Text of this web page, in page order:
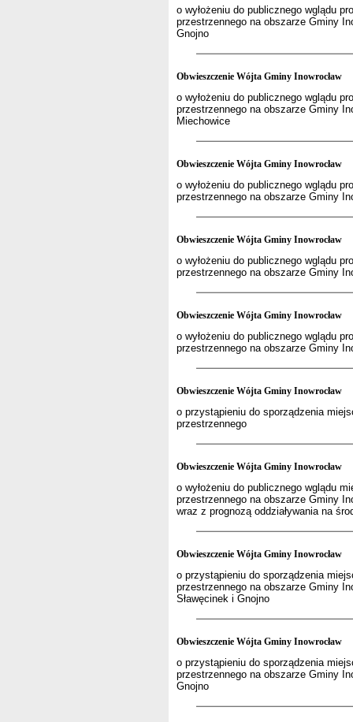
o wyłożeniu do publicznego wglądu
przestrzennego na obszarze Gminy
Gnojno
Obwieszczenie Wójta Gminy Inowrocław
o wyłożeniu do publicznego wglądu
przestrzennego na obszarze Gminy
Miechowice
Obwieszczenie Wójta Gminy Inowrocław
o wyłożeniu do publicznego wglądu
przestrzennego na obszarze Gminy
Obwieszczenie Wójta Gminy Inowrocław
o wyłożeniu do publicznego wglądu
przestrzennego na obszarze Gminy
Obwieszczenie Wójta Gminy Inowrocław
o wyłożeniu do publicznego wglądu
przestrzennego na obszarze Gminy
Obwieszczenie Wójta Gminy Inowrocław
o przystąpieniu do sporządzenia
przestrzennego
Obwieszczenie Wójta Gminy Inowrocław
o wyłożeniu do publicznego wglądu
przestrzennego na obszarze Gminy
wraz z prognozą oddziaływania na
Obwieszczenie Wójta Gminy Inowrocław
o przystąpieniu do sporządzenia
przestrzennego na obszarze Gminy
Sławęcinek i Gnojno
Obwieszczenie Wójta Gminy Inowrocław
o przystąpieniu do sporządzenia
przestrzennego na obszarze Gminy
Gnojno